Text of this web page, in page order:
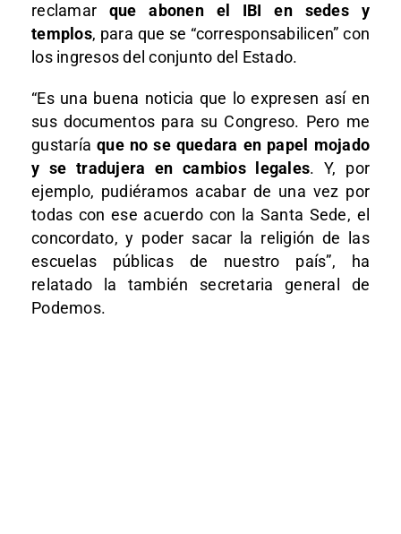
reclamar que abonen el IBI en sedes y
templos, para que se “corresponsabilicen” con
los ingresos del conjunto del Estado.
“Es una buena noticia que lo expresen así en
sus documentos para su Congreso. Pero me
gustaríaque no se quedara en papel mojado
y se tradujera en cambios legales. Y, por
ejemplo, pudiéramos acabar de una vez por
todas con ese acuerdo con la Santa Sede, el
concordato, y poder sacar la religión de las
escuelas públicas de nuestro país”, ha
relatado la también secretaria general de
Podemos.